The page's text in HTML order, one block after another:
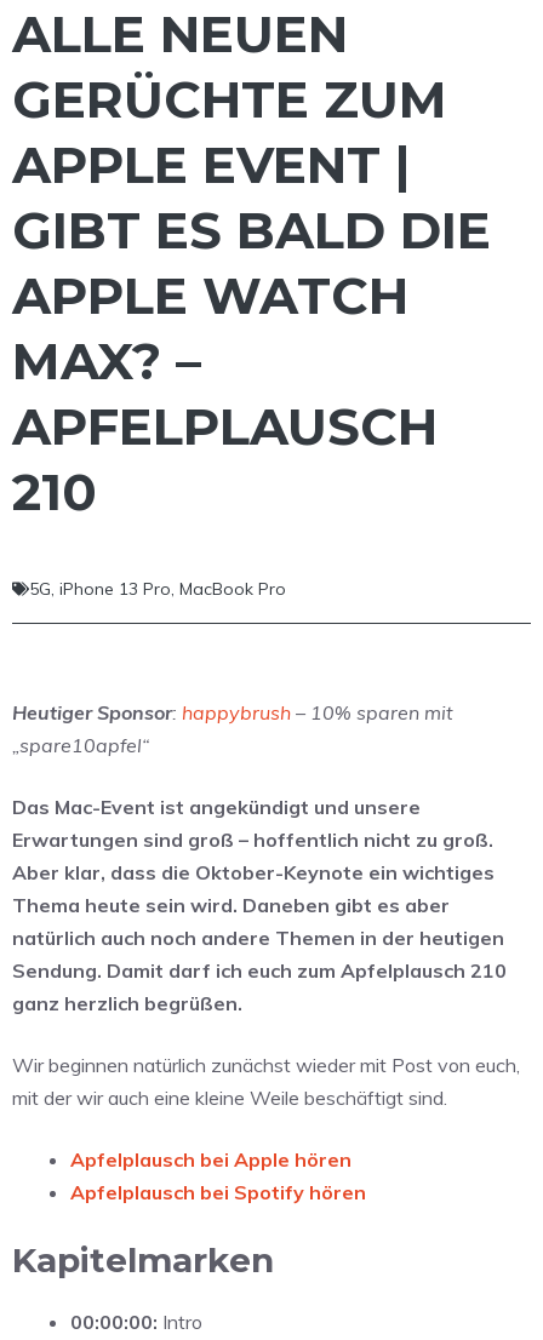
ALLE NEUEN
GERÜCHTE ZUM
APPLE EVENT |
GIBT ES BALD DIE
APPLE WATCH
MAX? –
APFELPLAUSCH
210
5G, iPhone 13 Pro, MacBook Pro
Heutiger Sponsor: happybrush – 10% sparen mit
„spare10apfel“
Das Mac-Event ist angekündigt und unsere
Erwartungen sind groß – hoffentlich nicht zu groß.
Aber klar, dass die Oktober-Keynote ein wichtiges
Thema heute sein wird. Daneben gibt es aber
natürlich auch noch andere Themen in der heutigen
Sendung. Damit darf ich euch zum Apfelplausch 210
ganz herzlich begrüßen.
Wir beginnen natürlich zunächst wieder mit Post von euch,
mit der wir auch eine kleine Weile beschäftigt sind.
Apfelplausch bei Apple hören
Apfelplausch bei Spotify hören
Kapitelmarken
00:00:00: Intro